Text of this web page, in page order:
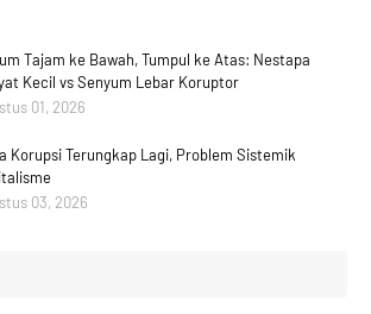
Tajam ke Bawah, Tumpul ke Atas: Nestapa
Kecil vs Senyum Lebar Koruptor
01, 2026
Korupsi Terungkap Lagi, Problem Sistemik
03, 2026